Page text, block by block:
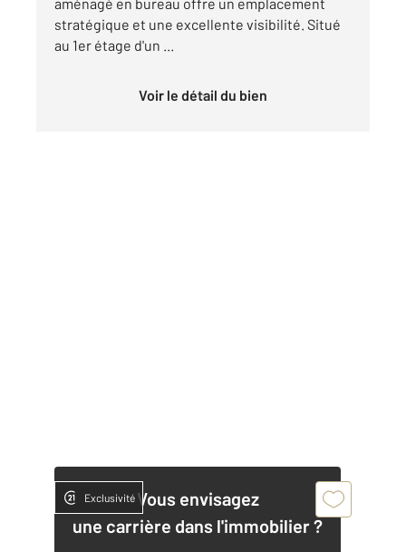
stratégique et une excellente visibilité. Situé
au 1er étage d'un ...
Voir le détail du bien
Vous envisagez
une carrière dans l'immobilier ?
Exclusivité